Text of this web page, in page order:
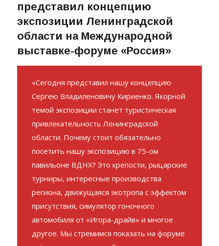
представил концепцию
экспозиции Ленинградской
области на Международной
выставке-форуме «Россия»
«Сегодня представил нашу концепцию
Сергею Владиленовичу Кириенко. Якорной
темой экспозиции станет туристическая
привлекательность Ленинградской
области. Почему стоит обязательно
посетить нашу экспозицию в 75-ом
павильоне ВДНХ? Это крепости, рыцарские
турниры, интересные производства
региона, движущаяся экотропа с эффектом
присутствия, симулятор гоночного
автомобиля от «Игора-драйв» и многое
другое. Мы стремимся показать на форуме